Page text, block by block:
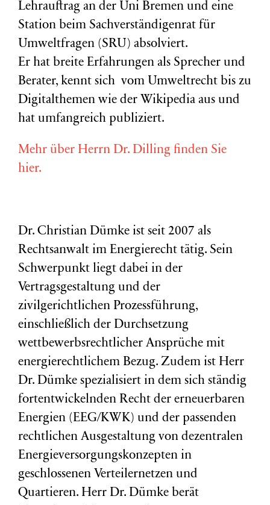
Lehrauftrag an der Uni Bremen und eine
Station beim Sachverständigenrat für
Umweltfragen (SRU) absolviert.
Er hat breite Erfahrungen als Sprecher und
Berater, kennt sich vom Umweltrecht bis zu
Digitalthemen wie der Wikipedia aus und
hat umfangreich publiziert.
Mehr über Herrn Dr. Dilling finden Sie
hier.
Dr. Christian Dümke ist seit 2007 als
Rechtsanwalt im Energierecht tätig. Sein
Schwerpunkt liegt dabei in der
Vertragsgestaltung und der
zivilgerichtlichen Prozessführung,
einschließlich der Durchsetzung
wettbewerbsrechtlicher Ansprüche mit
energierechtlichem Bezug. Zudem ist Herr
Dr. Dümke spezialisiert in dem sich ständig
fortentwickelnden Recht der erneuerbaren
Energien (EEG/KWK) und der passenden
rechtlichen Ausgestaltung von dezentralen
Energieversorgungskonzepten in
geschlossenen Verteilernetzen und
Quartieren. Herr Dr. Dümke berät